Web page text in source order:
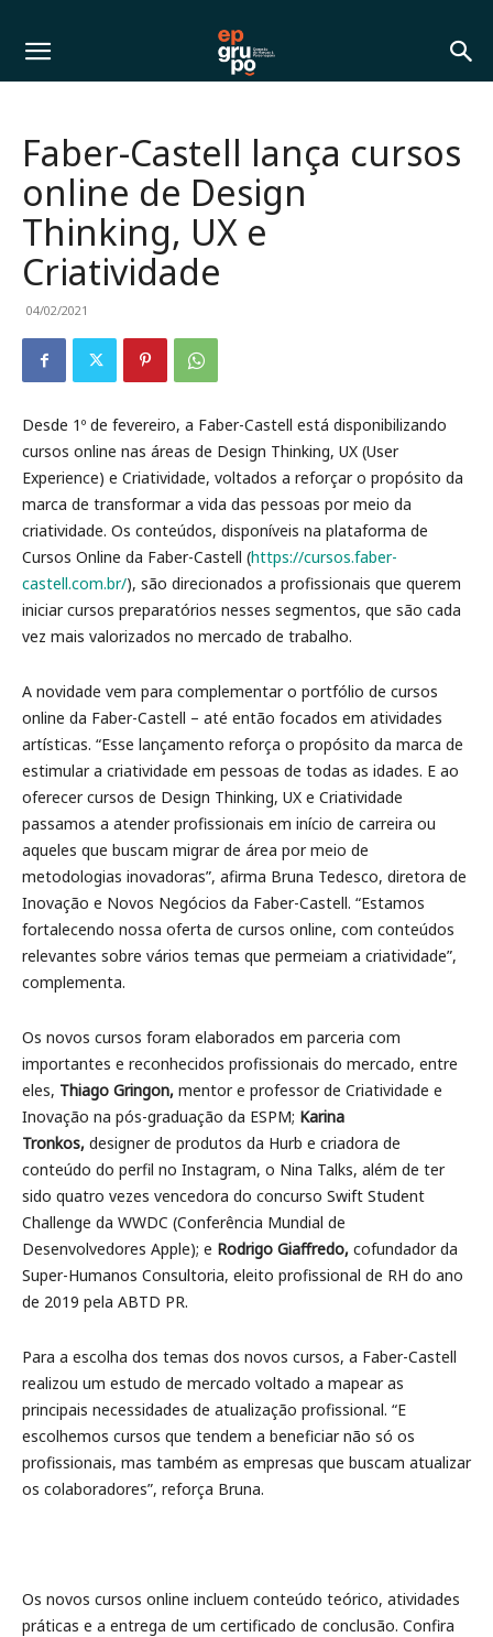
Faber-Castell lança cursos
online de Design
Thinking, UX e
Criatividade
04/02/2021
Desde 1º de fevereiro, a Faber-Castell está disponibilizando
cursos online nas áreas de Design Thinking, UX (User
Experience) e Criatividade, voltados a reforçar o propósito da
marca de transformar a vida das pessoas por meio da
criatividade. Os conteúdos, disponíveis na plataforma de
Cursos Online da Faber-Castell (https://cursos.faber-
castell.com.br/), são direcionados a profissionais que querem
iniciar cursos preparatórios nesses segmentos, que são cada
vez mais valorizados no mercado de trabalho.
A novidade vem para complementar o portfólio de cursos
online da Faber-Castell – até então focados em atividades
artísticas. “Esse lançamento reforça o propósito da marca de
estimular a criatividade em pessoas de todas as idades. E ao
oferecer cursos de Design Thinking, UX e Criatividade
passamos a atender profissionais em início de carreira ou
aqueles que buscam migrar de área por meio de
metodologias inovadoras”, afirma Bruna Tedesco, diretora de
Inovação e Novos Negócios da Faber-Castell. “Estamos
fortalecendo nossa oferta de cursos online, com conteúdos
relevantes sobre vários temas que permeiam a criatividade”,
complementa.
Os novos cursos foram elaborados em parceria com
importantes e reconhecidos profissionais do mercado, entre
eles, Thiago Gringon, mentor e professor de Criatividade e
Inovação na pós-graduação da ESPM; Karina
Tronkos, designer de produtos da Hurb e criadora de
conteúdo do perfil no Instagram, o Nina Talks, além de ter
sido quatro vezes vencedora do concurso Swift Student
Challenge da WWDC (Conferência Mundial de
Desenvolvedores Apple); e Rodrigo Giaffredo, cofundador da
Super-Humanos Consultoria, eleito profissional de RH do ano
de 2019 pela ABTD PR.
Para a escolha dos temas dos novos cursos, a Faber-Castell
realizou um estudo de mercado voltado a mapear as
principais necessidades de atualização profissional. “E
escolhemos cursos que tendem a beneficiar não só os
profissionais, mas também as empresas que buscam atualizar
os colaboradores”, reforça Bruna.
Os novos cursos online incluem conteúdo teórico, atividades
práticas e a entrega de um certificado de conclusão. Confira